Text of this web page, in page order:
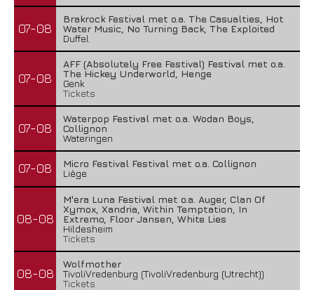
07-08
Brakrock Festival met o.a. The Casualties, Hot
Water Music, No Turning Back, The Exploited
Duffel
07-08
AFF (Absolutely Free Festival) Festival met o.a.
The Hickey Underworld, Henge
Genk
Tickets
07-08
Waterpop Festival met o.a. Wodan Boys,
Collignon
Wateringen
07-08
Micro Festival Festival met o.a. Collignon
Liège
08-08
M'era Luna Festival met o.a. Auger, Clan Of
Xymox, Xandria, Within Temptation, In
Extremo, Floor Jansen, White Lies
Hildesheim
Tickets
08-08
Wolfmother
TivoliVredenburg (TivoliVredenburg (Utrecht))
Tickets